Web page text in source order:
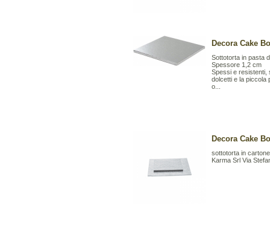
Decora Cake
Sottotorta in pasta
Spessore 1,2 cm
Spessi e resistenti,
dolcetti e la piccola
o...
Decora Cake
sottotorta in cartone
Karma Srl Via